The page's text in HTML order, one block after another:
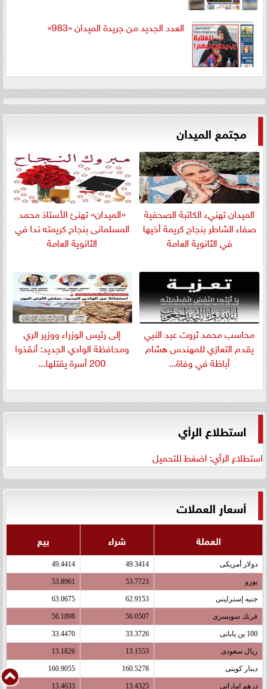
العدد الجديد من جريدة الميدان «983»
مجتمع الميدان
الميدان تهنيء الكاتبة الصحفية
صفاء الشاطر بنجاج كريمة أخيها
في الثانوية العامة
«الميدان» تهنئ الأستاذ محمد
المسلمانى بنجاح كريمته ندا في
الثانوية العامة
​محاسب محمد ثروت عبد النبي
يقدم التعازي للمهندس هشام
أباظة في وفاة...
إلى رئيس الوزراء ووزير الري
ومحافظة الوادي الجديد: أنقذوا
200 أسرة يقتلها...
استطلاع الرأي
استطلاع الرأي: اضغط للتحميل
أسعار العملات
العملة شراء بيع
دولار أمريكى 49.3414
49.4414
يورو 53.7723
53.8961
جنيه إسترلينى 62.9153
63.0675
فرنك سويسرى 56.0507
56.1898
100 ين يابانى 33.3726
33.4470
ريال سعودى 13.1553
13.1826
دينار كويتى 160.5278
160.9055
درهم اماراتى 13.4325
13.4633